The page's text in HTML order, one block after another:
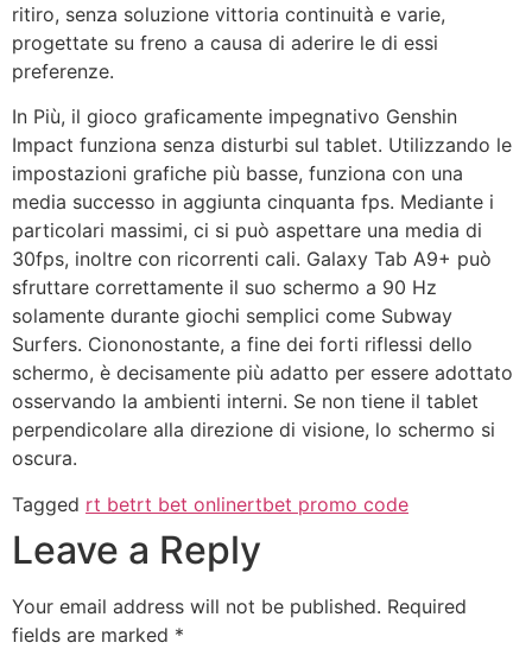
ritiro, senza soluzione vittoria continuità e varie,
progettate su freno a causa di aderire le di essi
preferenze.
In Più, il gioco graficamente impegnativo Genshin
Impact funziona senza disturbi sul tablet. Utilizzando le
impostazioni grafiche più basse, funziona con una
media successo in aggiunta cinquanta fps. Mediante i
particolari massimi, ci si può aspettare una media di
30fps, inoltre con ricorrenti cali. Galaxy Tab A9+ può
sfruttare correttamente il suo schermo a 90 Hz
solamente durante giochi semplici come Subway
Surfers. Ciononostante, a fine dei forti riflessi dello
schermo, è decisamente più adatto per essere adottato
osservando la ambienti interni. Se non tiene il tablet
perpendicolare alla direzione di visione, lo schermo si
oscura.
Tagged rt betrt bet onlinertbet promo code
Leave a Reply
Your email address will not be published. Required
fields are marked *